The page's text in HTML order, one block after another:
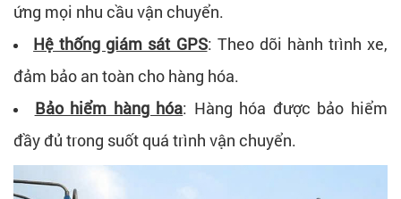
ứng mọi nhu cầu vận chuyển.
Hệ thống giám sát GPS: Theo dõi hành trình xe,
đảm bảo an toàn cho hàng hóa.
Bảo hiểm hàng hóa: Hàng hóa được bảo hiểm
đầy đủ trong suốt quá trình vận chuyển.